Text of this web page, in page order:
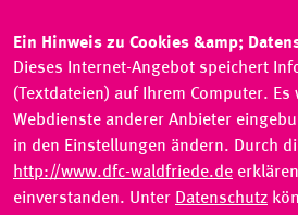
Ein Hinweis zu Cookies &amp;
Dieses Internet-Angebot speichert
(Textdateien) auf Ihrem Computer. Es
Webdienste anderer Anbieter
in den Einstellungen ändern. Durch
http://www.dfc-waldfriede.de
einverstanden. Unter Datenschutz